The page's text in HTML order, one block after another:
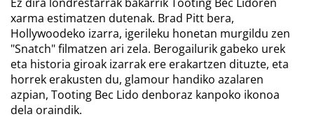
xarma estimatzen dutenak. Brad Pitt bera,
Hollywoodeko izarra, igerileku honetan murgildu zen
"Snatch" filmatzen ari zela. Berogailurik gabeko urek
eta historia giroak izarrak ere erakartzen dituzte, eta
horrek erakusten du, glamour handiko azalaren
azpian, Tooting Bec Lido denboraz kanpoko ikonoa
dela oraindik.